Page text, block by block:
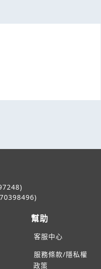
幫助
客服中心
服務條款/隱私權
政策